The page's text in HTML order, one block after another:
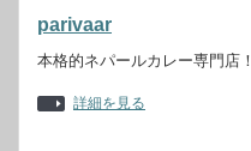
parivaar
本格的ネパールカレー専門店！
詳細を見る